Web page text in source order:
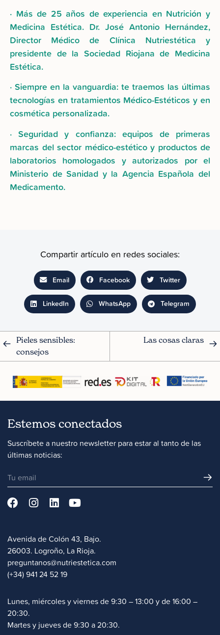
· Más de 25 años de experiencia en Nutrición y
Medicina Estética. Dr. José Antonio Hernández,
Director Médico de Clínica Nutriestética y
presidente de la Sociedad Riojana de Medicina
Estética.
· Siempre en la vanguardia: te traemos las últimas
tecnologías en tratamientos Médico-Estéticos y en
cosmética personalizada.
· Seguridad y confianza: equipos de primeras
marcas del sector médico-estético y productos de
laboratorios homologados y autorizados por el
Ministerio de Sanidad y la Agencia Española del
Medicamento.
Compartir artículo en redes sociales:
Email Facebook Twitter
LinkedIn WhatsApp Telegram
Pieles sensibles:
consejos
Las cosas claras
Estemos conectados
Suscríbete a nuestro newsletter para estar al tanto de las
últimas noticias:
Avenida de Colón 43, Bajo.
26003. Logroño, La Rioja.
preguntanos@nutriestetica.com
(+34) 941 24 52 19
Lunes, miércoles y viernes de 9:30 – 13:00 y de 16:00 –
20:30.
Martes y jueves de 9:30 a 20:30.